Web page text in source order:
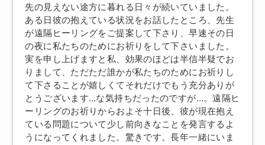
先の見えない途方に暮れる日々が続いていました。
ある日彼の抱えている状況をお話したところ、先生
が遠隔ヒーリングをご提案して下さり、早速その日
の夜に私たちのためにお祈りをして下さいました。
実を申し上げますと私、効果のほどは半信半疑でお
りまして、ただただ誰かが私たちのためにお祈りし
て下さることが嬉しくてそれだけでもう充分ありが
とうございます…な気持ちだったのですが…。遠隔ヒ
ーリングのお祈りからおよそ十日後、彼が現在抱え
ている問題について少し前向きなことを発言するよ
うになってくれました。驚きです。長年一緒にいま